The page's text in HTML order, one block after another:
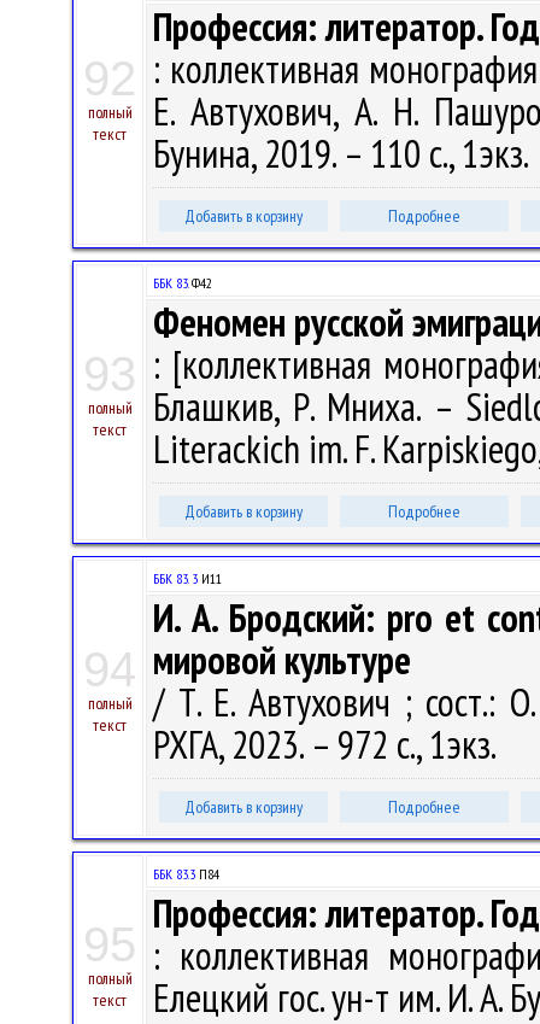
92
полный
текст
Профессия: литератор.
: коллективная
Е. Автухович, А. Н.
Бунина, 2019. – 110 с., 1экз.
Добавить в корзину Подробнее
93
полный
текст
ББК 83.Ф42
Феномен русской
: [коллективная
Блашкив, Р. Мниха. –
Literackich im. F.
Добавить в корзину Подробнее
94
полный
текст
ББК 83. 3 И11
И. А. Бродский: pro et
мировой культуре
/ Т. Е. Автухович ; сост.:
РХГА, 2023. – 972 с., 1экз.
Добавить в корзину Подробнее
95
полный
текст
ББК 83.3 П84
Профессия: литератор.
: коллективная
Елецкий гос. ун-т им. И. А.